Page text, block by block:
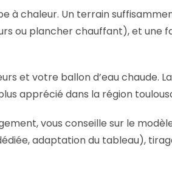
à chaleur. Un terrain
ou plancher chauffant), et une
et votre ballon d’eau chaude.
apprécié dans la région
vous conseille sur le
adaptation du tableau),